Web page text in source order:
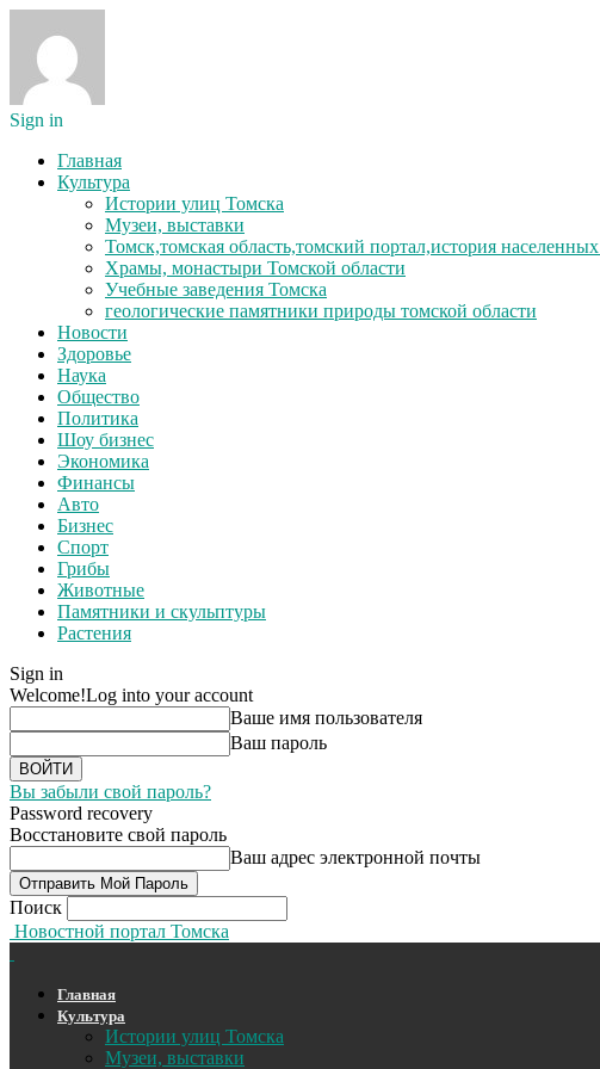
Sign in
Главная
Культура
Истории улиц Томска
Музеи, выставки
Томск,томская область,томский портал,история
Храмы, монастыри Томской области
Учебные заведения Томска
геологические памятники природы томской области
Новости
Здоровье
Наука
Общество
Политика
Шоу бизнес
Экономика
Финансы
Авто
Бизнес
Спорт
Грибы
Животные
Памятники и скульптуры
Растения
Sign in
Welcome!Log into your account
Ваше имя пользователя
Ваш пароль
Вы забыли свой пароль?
Password recovery
Восстановите свой пароль
Ваш адрес электронной почты
Поиск
Новостной портал Томска
Главная
Культура
Истории улиц Томска
Музеи, выставки